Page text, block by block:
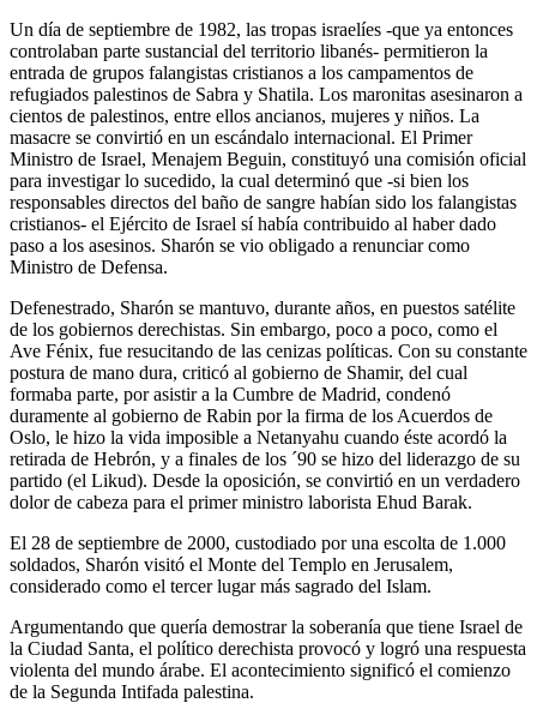
Un día de septiembre de 1982, las tropas israelíes -que ya entonces
controlaban parte sustancial del territorio libanés- permitieron la
entrada de grupos falangistas cristianos a los campamentos de
refugiados palestinos de Sabra y Shatila. Los maronitas asesinaron a
cientos de palestinos, entre ellos ancianos, mujeres y niños. La
masacre se convirtió en un escándalo internacional. El Primer
Ministro de Israel, Menajem Beguin, constituyó una comisión oficial
para investigar lo sucedido, la cual determinó que -si bien los
responsables directos del baño de sangre habían sido los falangistas
cristianos- el Ejército de Israel sí había contribuido al haber dado
paso a los asesinos. Sharón se vio obligado a renunciar como
Ministro de Defensa.
Defenestrado, Sharón se mantuvo, durante años, en puestos satélite
de los gobiernos derechistas. Sin embargo, poco a poco, como el
Ave Fénix, fue resucitando de las cenizas políticas. Con su constante
postura de mano dura, criticó al gobierno de Shamir, del cual
formaba parte, por asistir a la Cumbre de Madrid, condenó
duramente al gobierno de Rabin por la firma de los Acuerdos de
Oslo, le hizo la vida imposible a Netanyahu cuando éste acordó la
retirada de Hebrón, y a finales de los ´90 se hizo del liderazgo de su
partido (el Likud). Desde la oposición, se convirtió en un verdadero
dolor de cabeza para el primer ministro laborista Ehud Barak.
El 28 de septiembre de 2000, custodiado por una escolta de 1.000
soldados, Sharón visitó el Monte del Templo en Jerusalem,
considerado como el tercer lugar más sagrado del Islam.
Argumentando que quería demostrar la soberanía que tiene Israel de
la Ciudad Santa, el político derechista provocó y logró una respuesta
violenta del mundo árabe. El acontecimiento significó el comienzo
de la Segunda Intifada palestina.